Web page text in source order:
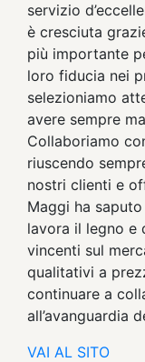
servizio
è cresciuta
più importante
loro fiducia nei
selezioniamo
avere sempre
Collaboriamo
riuscendo
nostri clienti e
Maggi ha
lavora il legno e
vincenti sul
qualitativi a
continuare a
all’avanguardia
VAI AL SITO